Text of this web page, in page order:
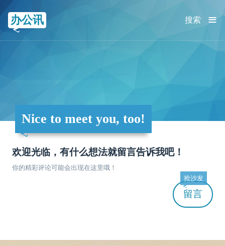
办公讯 ≡
搜索
Nice to meet you, too!
欢迎光临，有什么想法就留言告诉我吧！
你的精彩评论可能会出现在这里哦！
留言
抢沙发